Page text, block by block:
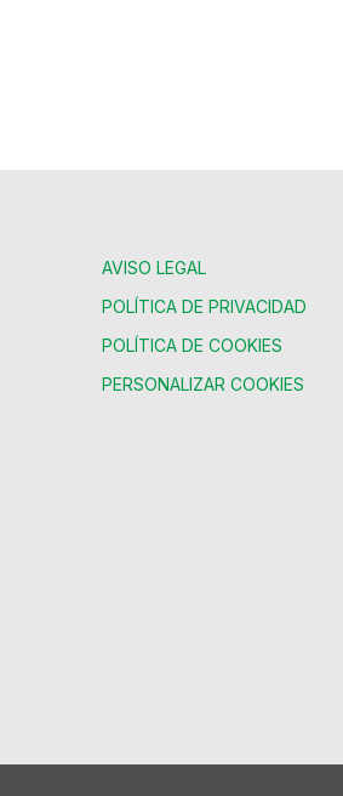
AVISO LEGAL
POLÍTICA DE PRIVACIDAD
POLÍTICA DE COOKIES
PERSONALIZAR COOKIES